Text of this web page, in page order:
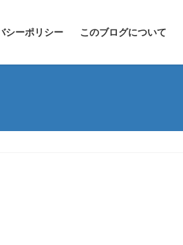
シーポリシー このブログについて